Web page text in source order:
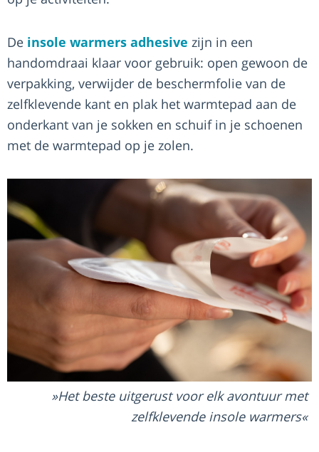
De insole warmers adhesive zijn in een
handomdraai klaar voor gebruik: open gewoon de
verpakking, verwijder de beschermfolie van de
zelfklevende kant en plak het warmtepad aan de
onderkant van je sokken en schuif in je schoenen
met de warmtepad op je zolen.
Het beste uitgerust voor elk avontuur met
zelfklevende insole warmers